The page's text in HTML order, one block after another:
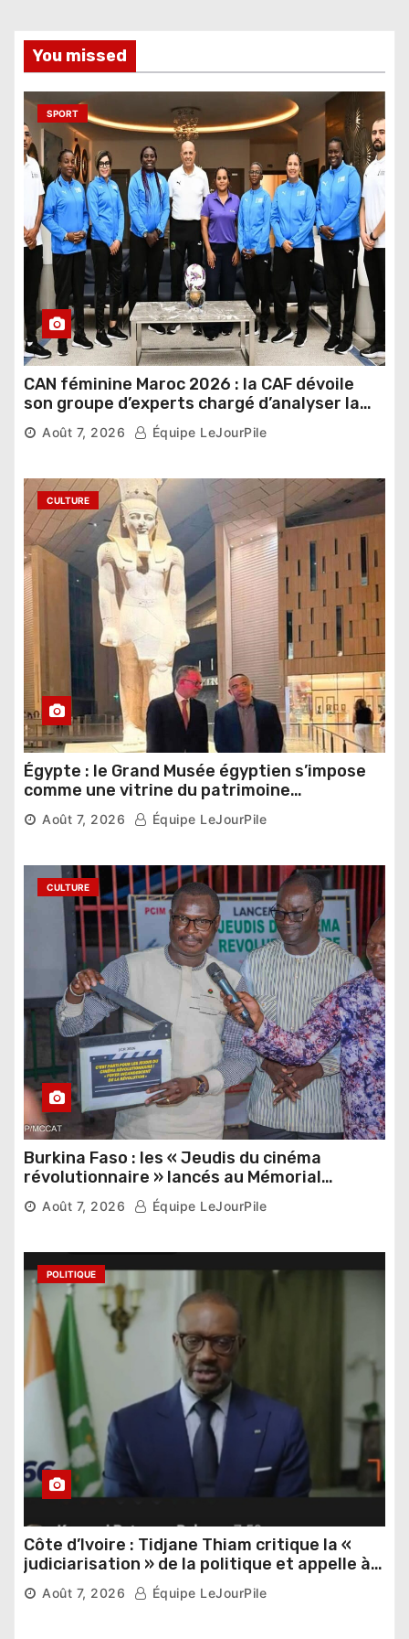
You missed
SPORT
CAN féminine Maroc 2026 : la CAF dévoile
son groupe d’experts chargé d’analyser la
compétition
Août 7, 2026 Équipe LeJourPile
CULTURE
Égypte : le Grand Musée égyptien s’impose
comme une vitrine du patrimoine
pharaonique auprès des dirigeants
étrangers
Août 7, 2026 Équipe LeJourPile
CULTURE
Burkina Faso : les « Jeudis du cinéma
révolutionnaire » lancés au Mémorial
Thomas Sankara
Août 7, 2026 Équipe LeJourPile
POLITIQUE
Côte d’Ivoire : Tidjane Thiam critique la «
judiciarisation » de la politique et appelle à
poursuivre l’apaisement
Août 7, 2026 Équipe LeJourPile